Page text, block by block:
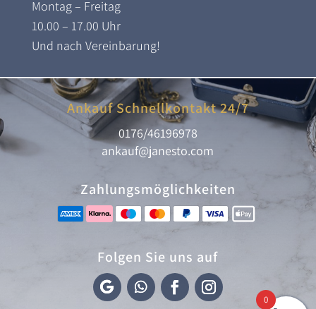
Montag – Freitag
10.00 – 17.00 Uhr
Und nach Vereinbarung!
Ankauf Schnellkontakt 24/7
0176/46196978
ankauf@janesto.com
Zahlungsmöglichkeiten
Folgen Sie uns auf
0